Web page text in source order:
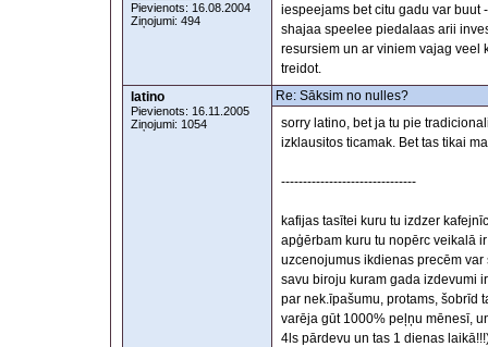
Pievienots: 16.08.2004
Ziņojumi: 494
iespeejams bet citu gadu var buut
shajaa speelee piedalaas arii
resursiem un ar viniem vajag veel
treidot.
latino
Pievienots: 16.11.2005
Ziņojumi: 1054
Re: Sāksim no nulles?
sorry latino, bet ja tu pie
izklausitos ticamak. Bet tas tikai
-------------------------------
kafijas tasītei kuru tu izdzer
apģērbam kuru tu nopērc veikalā
uzcenojumus ikdienas precēm
savu biroju kuram gada izdevumi
par nek.īpašumu, protams, šobrīd
varēja gūt 1000% peļņu mēnesī,
4ls pārdevu un tas 1 dienas